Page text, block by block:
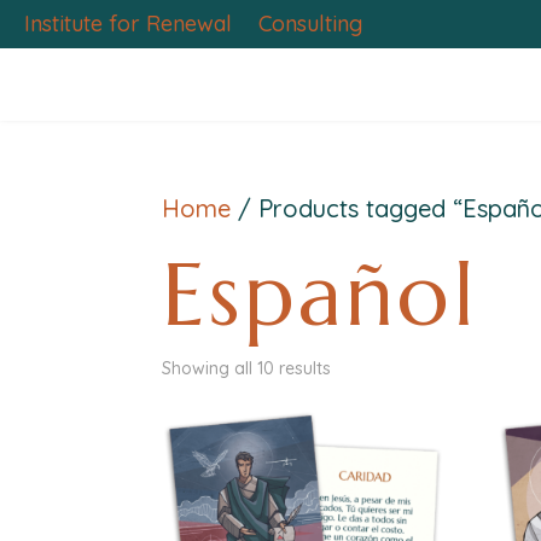
Institute for Renewal Consulting
Home / Products tagged
Español
Showing all 10 results